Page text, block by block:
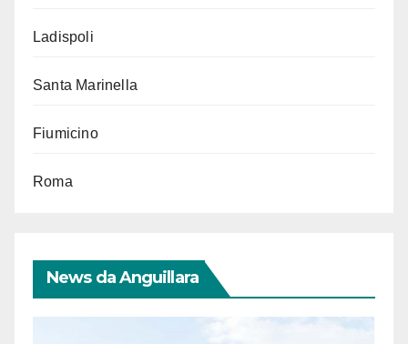
Ladispoli
Santa Marinella
Fiumicino
Roma
News da Anguillara